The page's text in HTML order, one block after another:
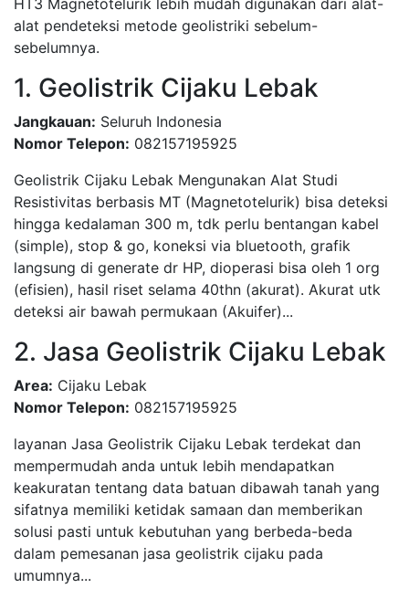
HT3 Magnetotelurik lebih mudah digunakan dari alat-
alat pendeteksi metode geolistriki sebelum-
sebelumnya.
1. Geolistrik Cijaku Lebak
Jangkauan: Seluruh Indonesia
Nomor Telepon: 082157195925
Geolistrik Cijaku Lebak Mengunakan Alat Studi
Resistivitas berbasis MT (Magnetotelurik) bisa deteksi
hingga kedalaman 300 m, tdk perlu bentangan kabel
(simple), stop & go, koneksi via bluetooth, grafik
langsung di generate dr HP, dioperasi bisa oleh 1 org
(efisien), hasil riset selama 40thn (akurat). Akurat utk
deteksi air bawah permukaan (Akuifer)...
2. Jasa Geolistrik Cijaku Lebak
Area: Cijaku Lebak
Nomor Telepon: 082157195925
layanan Jasa Geolistrik Cijaku Lebak terdekat dan
mempermudah anda untuk lebih mendapatkan
keakuratan tentang data batuan dibawah tanah yang
sifatnya memiliki ketidak samaan dan memberikan
solusi pasti untuk kebutuhan yang berbeda-beda
dalam pemesanan jasa geolistrik cijaku pada
umumnya...